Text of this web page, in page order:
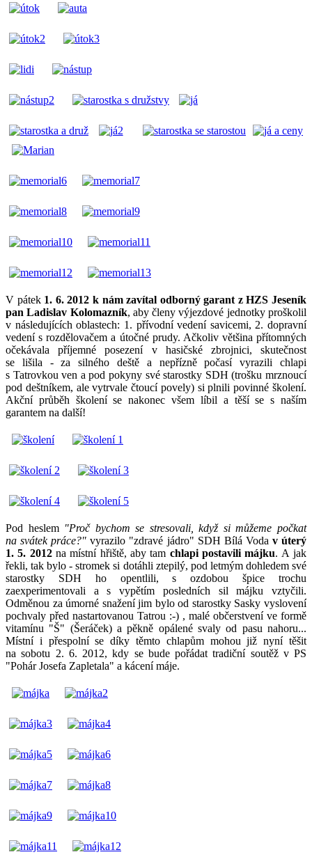
V pátek 1. 6. 2012 k nám zavítal odborný garant z HZS Jeseník
pan Ladislav Kolomazník, aby členy výjezdové jednotky proškolil
v následujících oblastech: 1. přívodní vedení savicemi, 2. dopravní
vedení s rozdělovačem a útočné prudy. Ačkoliv většina přítomných
očekávala příjemné posezení v hasičské zbrojnici, skutečnost
se lišila - za silného deště a nepřízně počasí vyrazili chlapi
s Tatrovkou ven a pod pokyny své starostky SDH (trošku mrznoucí
pod deštníkem, ale vytrvale čtoucí povely) si plnili povinné školení.
Akční průběh školení se nakonec všem líbil a těší se s naším
garantem na další!
Pod heslem "Proč bychom se stresovali, když si můžeme počkat
na svátek práce?"vyrazilo "zdravé jádro" SDH Bílá Voda v úterý
1. 5. 2012na místní hřiště, aby tam chlapi postavili májku. A jak
řekli, tak bylo - stromek si dotáhli ztepilý, pod letmým dohledem své
starostky SDH ho opentlili, s ozdobou špice trochu
zaexperimentovali a s vypětím posledních sil májku vztyčili.
Odměnou za úmorné snažení jim bylo od starostky Sasky vyslovení
pochvaly před nastartovanou Tatrou :-) , malé občerstvení ve formě
vitamínu "Š" (Šeráček) a pěkně opálené svaly od pasu nahoru...
Místní i přespolní se díky těmto chlapům mohou již nyní těšit
na sobotu 2. 6. 2012, kdy se bude pořádat tradiční soutěž v PS
"Pohár Josefa Zapletala" a kácení máje.